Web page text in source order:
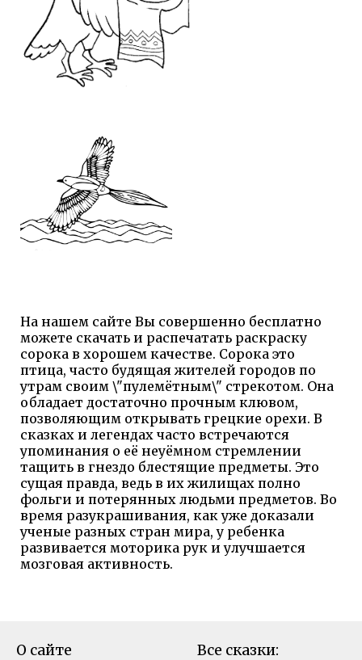
На нашем сайте Вы совершенно бесплатно
можете скачать и распечатать раскраску
сорока в хорошем качестве. Сорока это
птица, часто будящая жителей городов по
утрам своим \"пулемётным\" стрекотом. Она
обладает достаточно прочным клювом,
позволяющим открывать грецкие орехи. В
сказках и легендах часто встречаются
упоминания о её неуёмном стремлении
тащить в гнездо блестящие предметы. Это
сущая правда, ведь в их жилищах полно
фольги и потерянных людьми предметов. Во
время разукрашивания, как уже доказали
ученые разных стран мира, у ребенка
развивается моторика рук и улучшается
мозговая активность.
О сайте Все сказки: